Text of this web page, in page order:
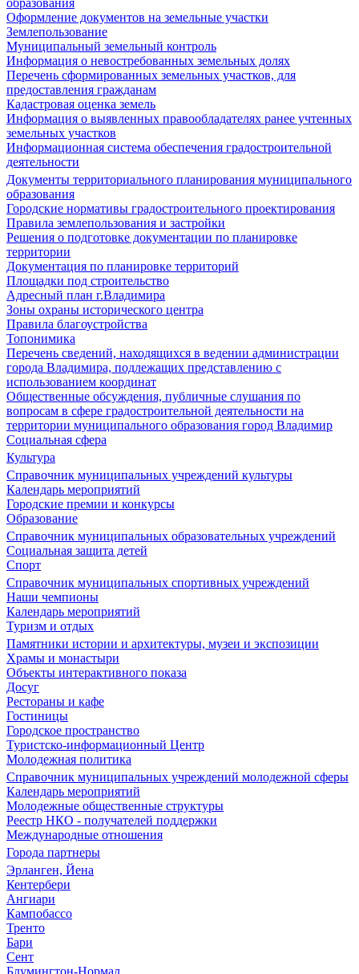
образования
Оформление документов на земельные участки
Землепользование
Муниципальный земельный контроль
Информация о невостребованных земельных долях
Перечень сформированных земельных участков, для
предоставления гражданам
Кадастровая оценка земель
Информация о выявленных правообладателях ранее учтенных
земельных участков
Информационная система обеспечения градостроительной
деятельности
Документы территориального планирования муниципального
образования
Городские нормативы градостроительного проектирования
Правила землепользования и застройки
Решения о подготовке документации по планировке
территории
Документация по планировке территорий
Площадки под строительство
Адресный план г.Владимира
Зоны охраны исторического центра
Правила благоустройства
Топонимика
Перечень сведений, находящихся в ведении администрации
города Владимира, подлежащих представлению с
использованием координат
Общественные обсуждения, публичные слушания по
вопросам в сфере градостроительной деятельности на
территории муниципального образования город Владимир
Социальная сфера
Культура
Справочник муниципальных учреждений культуры
Календарь мероприятий
Городские премии и конкурсы
Образование
Справочник муниципальных образовательных учреждений
Социальная защита детей
Спорт
Справочник муниципальных спортивных учреждений
Наши чемпионы
Календарь мероприятий
Туризм и отдых
Памятники истории и архитектуры, музеи и экспозиции
Храмы и монастыри
Объекты интерактивного показа
Досуг
Рестораны и кафе
Гостиницы
Городское пространство
Туристско-информационный Центр
Молодежная политика
Справочник муниципальных учреждений молодежной сферы
Календарь мероприятий
Молодежные общественные структуры
Реестр НКО - получателей поддержки
Международные отношения
Города партнеры
Эрланген, Йена
Кентербери
Ангиари
Кампобассо
Тренто
Бари
Сент
Блумингтон-Нормал